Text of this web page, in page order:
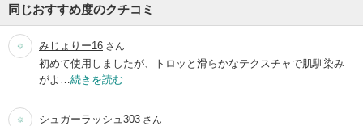
同じおすすめ度のクチコミ
みじょりー16 さん
初めて使用しましたが、トロッと滑らかなテクスチャで肌馴染み
がよ… 続きを読む
シュガーラッシュ303 さん